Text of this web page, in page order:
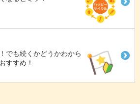
でも続くかどうかわから
すすめ！